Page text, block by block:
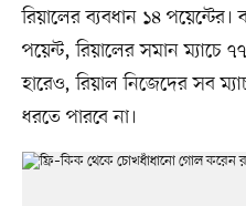
রিয়ালের ব্যবধান ১৪ পয়েন্টের।
পয়েন্ট, রিয়ালের সমান ম্যাচে
হারেও, রিয়াল নিজেদের সব
ধরতে পারবে না।